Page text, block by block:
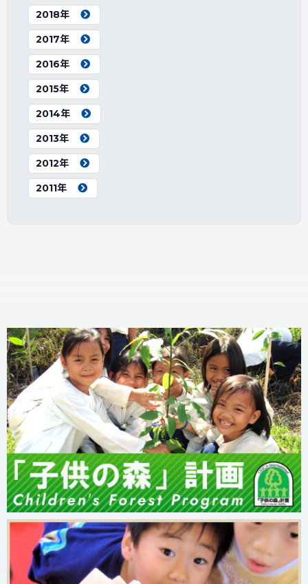
2018年
2017年
2016年
2015年
2014年
2013年
2012年
2011年